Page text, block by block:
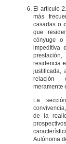
Régimen
del Fondo
Social de
de
SÉPTIMA
artículos
35.1.b), 2
El artículo
más
casadas o
que
cónyuge o
impeditiva
residencia
justificada,
relación
meramente
La
de la
Autónoma